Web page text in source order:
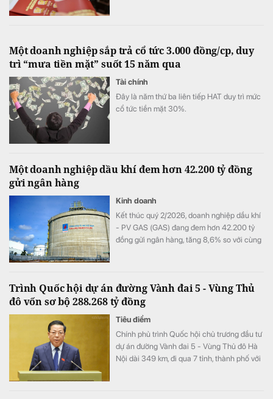
Một doanh nghiệp sắp trả cổ tức 3.000 đồng/cp, duy
trì “mưa tiền mặt” suốt 15 năm qua
Tài chính
Đây là năm thứ ba liên tiếp HAT duy trì mức
cổ tức tiền mặt 30%.
Một doanh nghiệp dầu khí đem hơn 42.200 tỷ đồng
gửi ngân hàng
Kinh doanh
Kết thúc quý 2/2026, doanh nghiệp dầu khí
- PV GAS (GAS) đang đem hơn 42.200 tỷ
đồng gửi ngân hàng, tăng 8,6% so với cùng
Trình Quốc hội dự án đường Vành đai 5 - Vùng Thủ
đô vốn sơ bộ 288.268 tỷ đồng
Tiêu điểm
Chính phủ trình Quốc hội chủ trương đầu tư
dự án đường Vành đai 5 - Vùng Thủ đô Hà
Nội dài 349 km, đi qua 7 tỉnh, thành phố với